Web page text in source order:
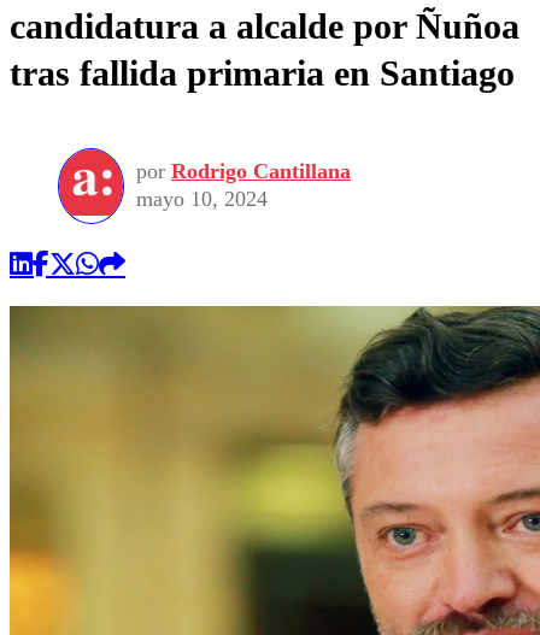
candidatura a alcalde por Ñuñoa
tras fallida primaria en Santiago
por Rodrigo Cantillana
mayo 10, 2024